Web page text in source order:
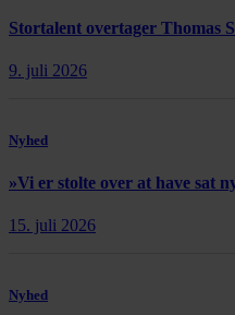
Stortalent overtager Thomas
9. juli 2026
Nyhed
»Vi er stolte over at have sat
15. juli 2026
Nyhed